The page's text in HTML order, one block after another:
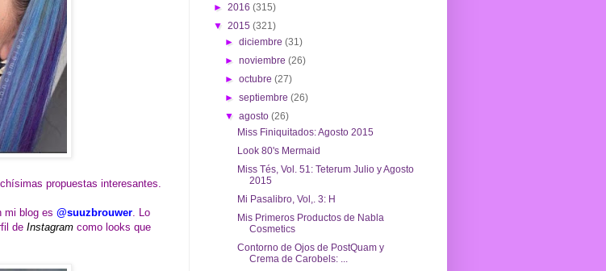
propuestas interesantes.
mi blog es @suuzbrouwer. Lo
de Instagram como looks que
► 2016 (315)
▼ 2015 (321)
►diciembre(31)
►noviembre(26)
►octubre(27)
►septiembre(26)
▼agosto(26)
Miss Finiquitados: Agosto 2015
Look 80's Mermaid
Miss Tés, Vol. 51: Teterum Julio y Agosto
2015
Mi Pasalibro, Vol,. 3: H
Mis Primeros Productos de Nabla
Cosmetics
Contorno de Ojos de PostQuam y
Crema de Carobels: ...